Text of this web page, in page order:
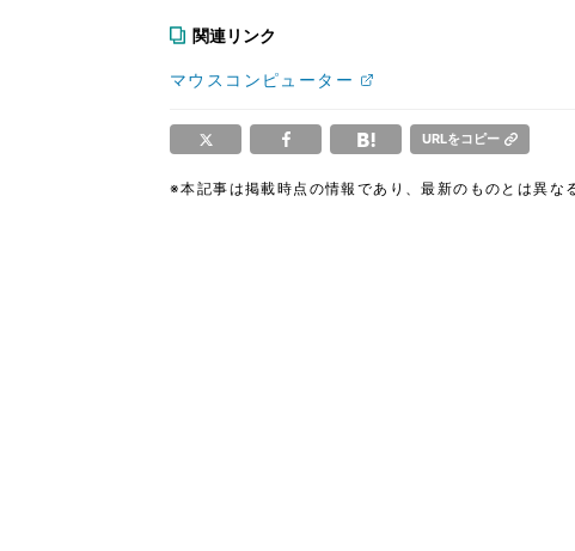
関連リンク
マウスコンピューター
URLをコピー
※本記事は掲載時点の情報であり、最新のものとは異な